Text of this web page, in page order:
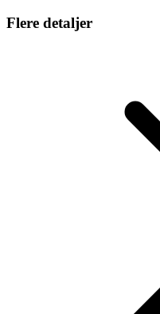
Flere detaljer